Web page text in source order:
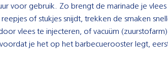
voor gebruik. Zo brengt de marinade je
of stukjes snijdt, trekken de smaken
vlees te injecteren, of vacuüm
je het op het barbecuerooster legt,